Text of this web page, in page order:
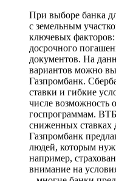
При выборе банка
с земельным
ключевых
досрочного
документов. На
вариантов можно
Газпромбанк.
ставки и гибкие
числе возможность
госпрограммам.
сниженных ставках
Газпромбанк
людей, которым
например,
внимание на